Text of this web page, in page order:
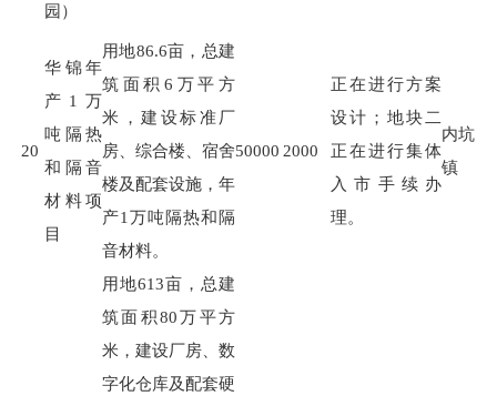
园）
20
华锦年
产1万
吨隔热
和隔音
材料项
目
用地86.6亩，总建
筑面积 6 万平方
米，建设标准厂
房、综合楼、宿舍
楼及配套设施，年
产1 万吨隔热和隔
音材料。
50000 2000
正在进行方案
设计；地块二
正在进行集体
入市手续办
理。
内坑
镇
用地613亩，总建
筑面积80万平方
米，建设厂房、数
字化仓库及配套硬